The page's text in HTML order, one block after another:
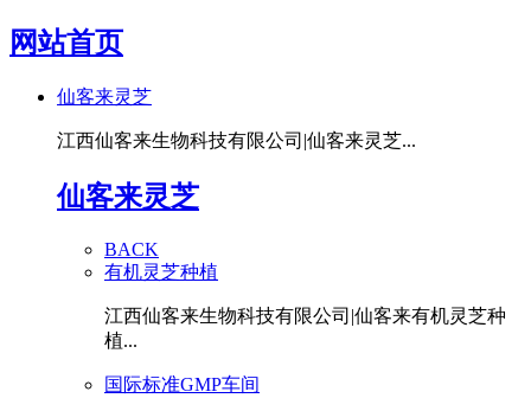
网站首页
仙客来灵芝
江西仙客来生物科技有限公司|仙客来灵芝...
仙客来灵芝
BACK
有机灵芝种植
江西仙客来生物科技有限公司|仙客来有机灵芝种
植...
国际标准GMP车间